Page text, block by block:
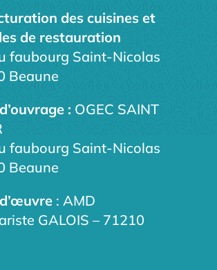
des cuisines et
de restauration
faubourg Saint-Nicolas
Beaune
: OGEC SAINT
faubourg Saint-Nicolas
Beaune
: AMD
GALOIS – 71210